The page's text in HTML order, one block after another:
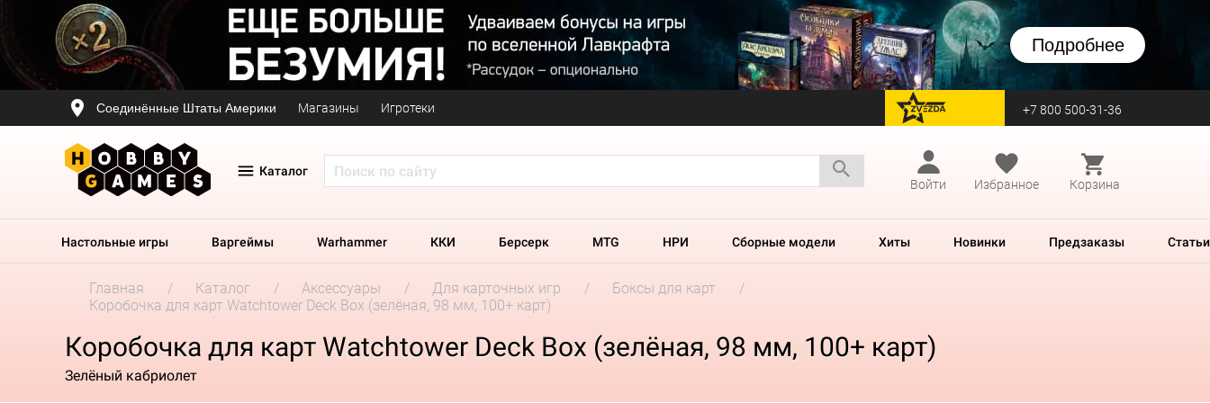
Подробнее
Соединённые Штаты Америки Магазины Игротеки перейти на Zvezda +7 800 500-31-36
Каталог
Войти
Избранное Корзина
Настольные игры Варгеймы Warhammer ККИ Берсерк MTG НРИ Сборные модели Хиты Новинки Предзаказы Статьи
Главная Каталог Аксессуары Для карточных игр
Боксы для карт
Коробочка для карт Watchtower Deck Box (зелёная, 98 мм, 100+ карт)
Коробочка для карт Watchtower Deck Box (зелёная, 98 мм, 100+ карт)
Зелёный кабриолет